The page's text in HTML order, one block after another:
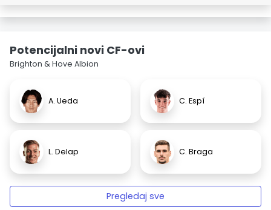
Potencijalni novi CF-ovi
Brighton & Hove Albion
A. Ueda C. Espí
L. Delap C. Braga
Pregledaj sve